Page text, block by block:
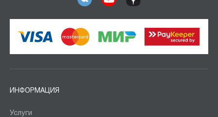
ИНФОРМАЦИЯ
Услуги